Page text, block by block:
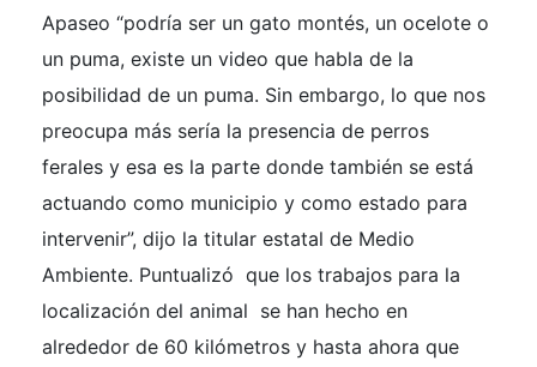
Apaseo “podría ser un gato montés, un ocelote o
un puma, existe un video que habla de la
posibilidad de un puma. Sin embargo, lo que nos
preocupa más sería la presencia de perros
ferales y esa es la parte donde también se está
actuando como municipio y como estado para
intervenir”, dijo la titular estatal de Medio
Ambiente. Puntualizó que los trabajos para la
localización del animal se han hecho en
alrededor de 60 kilómetros y hasta ahora que